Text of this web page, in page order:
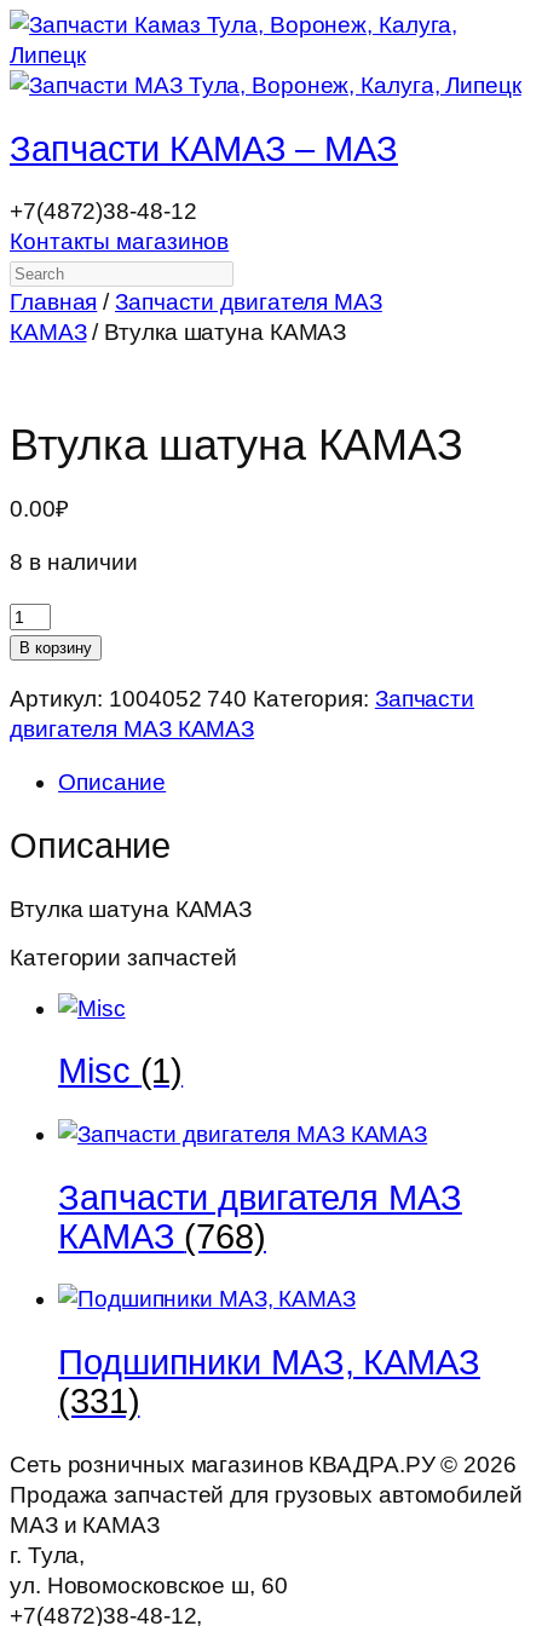
Запчасти КАМАЗ – МАЗ
+7(4872)38-48-12
Контакты магазинов
Search
Главная /Запчасти двигателя МАЗ
КАМАЗ/ Втулка шатуна КАМАЗ
Втулка шатуна КАМАЗ
0.00₽
8 в наличии
Количество
товара
шатуна
КАМАЗ
В корзину
Артикул: 1004052 740 Категория: Запчасти
двигателя МАЗ КАМАЗ
Описание
Описание
Втулка шатуна КАМАЗ
Категории запчастей
Misc (1)
Запчасти двигателя МАЗ
КАМАЗ (768)
Подшипники МАЗ, КАМАЗ
(331)
Сеть розничных магазинов КВАДРА.РУ © 2026
Продажа запчастей для грузовых автомобилей
МАЗ и КАМАЗ
г. Тула,
ул. Новомосковское ш, 60
+7(4872)38-48-12,